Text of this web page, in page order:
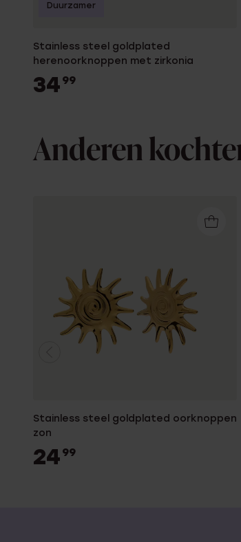
Stainless steel goldplated
herenoorknoppen met zirkonia
34 99
Duurzamer
Anderen
Stainless steel goldplated oorknoppen
zon
24 99